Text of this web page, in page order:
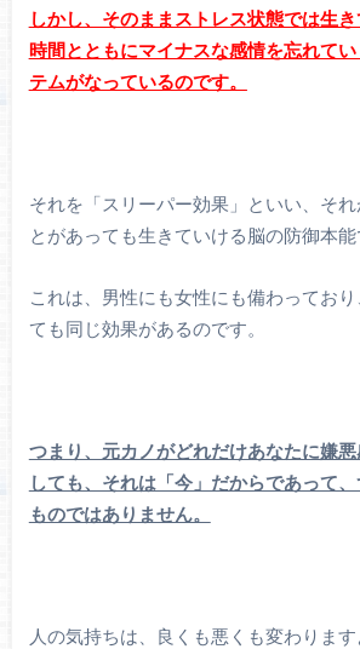
しかし、そのままストレス状態では生き
時間とともにマイナスな感情を忘れて
テムがなっているのです。
それを「スリーパー効果」といい、そ
とがあっても生きていける脳の防御本能
これは、男性にも女性にも備わってお
ても同じ効果があるのです。
つまり、元カノがどれだけあなたに嫌
しても、それは「今」だからであって
ものではありません。
人の気持ちは、良くも悪くも変わります